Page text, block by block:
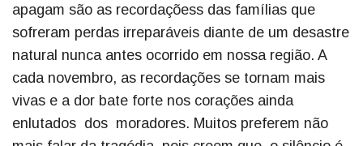
apagam são as recordaçõess das famílias que
sofreram perdas irreparáveis diante de um desastre
natural nunca antes ocorrido em nossa região. A
cada novembro, as recordações se tornam mais
vivas e a dor bate forte nos corações ainda
enlutados dos moradores. Muitos preferem não